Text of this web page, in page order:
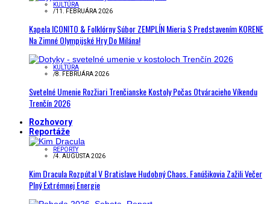
KULTÚRA
/11. FEBRUÁRA 2026
Kapela ICONITO & Folklórny Súbor ZEMPLÍN Mieria S Predstavením KORENE
Na Zimné Olympijské Hry Do Milána!
KULTÚRA
/8. FEBRUÁRA 2026
Svetelné Umenie Rozžiari Trenčianske Kostoly Počas Otváracieho Víkendu
Trenčín 2026
Rozhovory
Reportáže
REPORTY
/4. AUGUSTA 2026
Kim Dracula Rozpútal V Bratislave Hudobný Chaos. Fanúšikovia Zažili Večer
Plný Extrémnej Energie